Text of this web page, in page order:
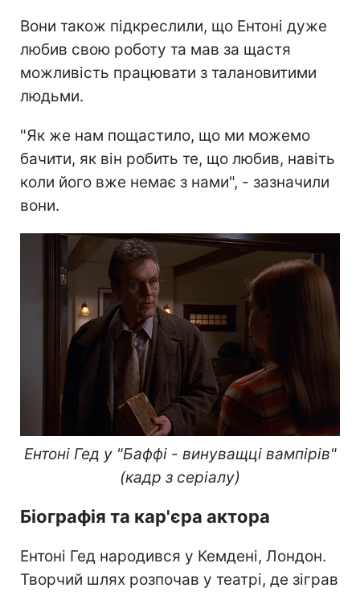
Вони також підкреслили, що Ентоні дуже
любив свою роботу та мав за щастя
можливість працювати з талановитими
людьми.
"Як же нам пощастило, що ми можемо
бачити, як він робить те, що любив, навіть
коли його вже немає з нами", - зазначили
вони.
Ентоні Гед у "Баффі - винуващці вампірів"
(кадр з серіалу)
Біографія та кар'єра актора
Ентоні Гед народився у Кемдені, Лондон.
Творчий шлях розпочав у театрі, де зіграв